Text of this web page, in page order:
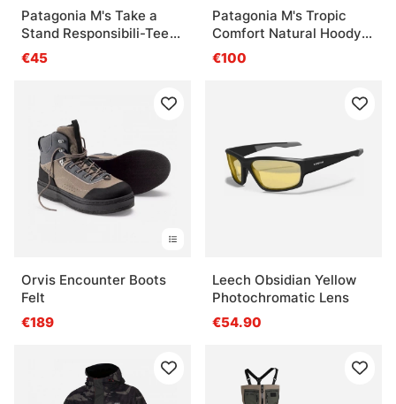
Patagonia M's Take a
Stand Responsibili-Tee
RBWI
€45
Patagonia M's Tropic
Comfort Natural Hoody
THI
€100
Orvis Encounter Boots
Felt
€189
Leech Obsidian Yellow
Photochromatic Lens
€54.90